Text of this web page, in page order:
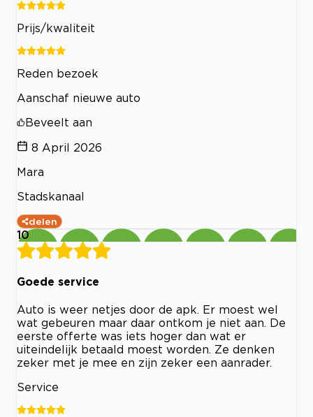
Prijs/kwaliteit
Reden bezoek
Aanschaf nieuwe auto
Beveelt aan
8 April 2026
Mara
Stadskanaal
delen
10
Goede service
Auto is weer netjes door de apk. Er moest wel
wat gebeuren maar daar ontkom je niet aan. De
eerste offerte was iets hoger dan wat er
uiteindelijk betaald moest worden. Ze denken
zeker met je mee en zijn zeker een aanrader.
Service